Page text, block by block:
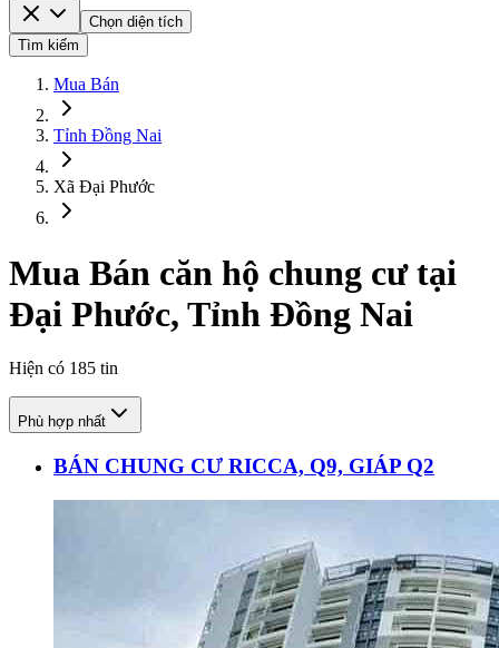
Chọn diện tích
Tìm kiếm
Mua Bán
Tỉnh Đồng Nai
Xã Đại Phước
Mua Bán căn hộ chung cư tại
Đại Phước, Tỉnh Đồng Nai
Hiện có 185 tin
Phù hợp nhất
BÁN CHUNG CƯ RICCA, Q9, GIÁP Q2